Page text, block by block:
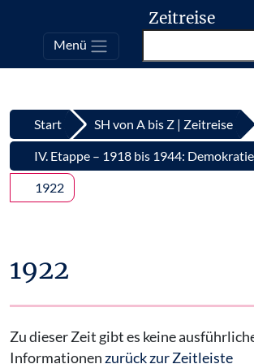
Top
Zum Inhalt springen
Zeitreise
Menü
Start SH von A bis Z | Zeitreise
IV. Etappe – 1918 bis 1944:
1922
1922
Zu dieser Zeit gibt es keine
Informationenzurück zur Zeitleiste